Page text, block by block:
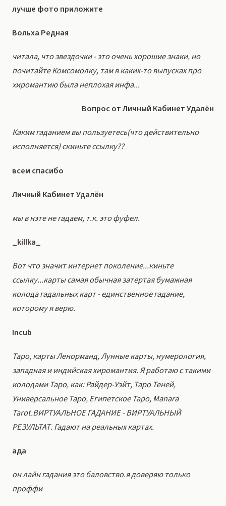
лучше фото приложите
Вольха Редная
читала, что звездочки - это очень хорошие знаки, но
почитайте Комсомолку, там в каких-то выпусках про
хиромантию была неплохая инфа...
Вопрос от Личный Кабинет Удалён
Каким гаданием вы пользуетесь(что действительно
исполняется) скиньте ссылку??
всем спасибо
Личный Кабинет Удалён
мы в нэте не гадаем, т.к. это фуфел.
_killka_
Вот что значит интернет поколение...киньте
ссылку...карты самая обычная затертая бумажная
колода гадальных карт - единственное гадание,
которому я верю.
Incub
Таро, карты Ленорманд, Лунные карты, нумерология,
западная и индийская хиромантия. Я работаю с такими
колодами Таро, как: Райдер-Уэйт, Таро Теней,
Универсальное Таро, Египетское Таро, Manara
Tarot.ВИРТУАЛЬНОЕ ГАДАНИЕ - ВИРТУАЛЬНЫЙ
РЕЗУЛЬТАТ. Гадают на реальных картах.
aдa
он лайн гадания это баловство.я доверяю только
проффи